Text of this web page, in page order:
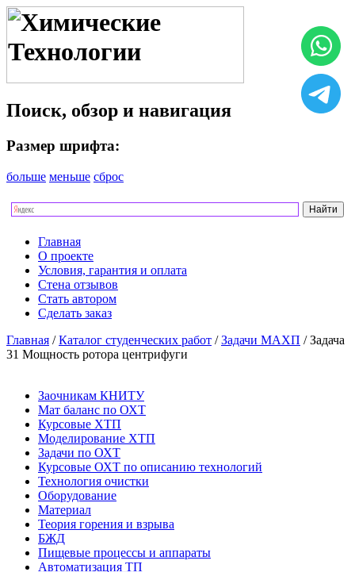
Поиск, обзор и навигация
Размер шрифта:
больше меньше сброс
Главная
О проекте
Условия, гарантия и оплата
Стена отзывов
Стать автором
Сделать заказ
Главная /Каталог студенческих работ /Задачи МАХП / Задача
31 Мощность ротора центрифуги
Заочникам КНИТУ
Мат баланс по ОХТ
Курсовые ХТП
Моделирование ХТП
Задачи по ОХТ
Курсовые ОХТ по описанию технологий
Технология очистки
Оборудование
Материал
Теория горения и взрыва
БЖД
Пищевые процессы и аппараты
Автоматизация ТП